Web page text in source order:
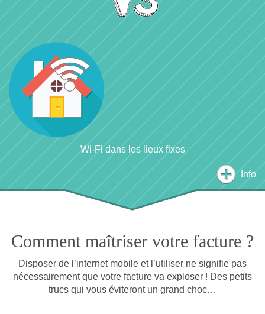
Wi-Fi dans les lieux fixes
Info
Comment maîtriser votre facture ?
Disposer de l’internet mobile et l’utiliser ne signifie pas
nécessairement que votre facture va exploser ! Des petits
trucs qui vous éviteront un grand choc…